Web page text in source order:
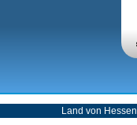
Land von Hessen